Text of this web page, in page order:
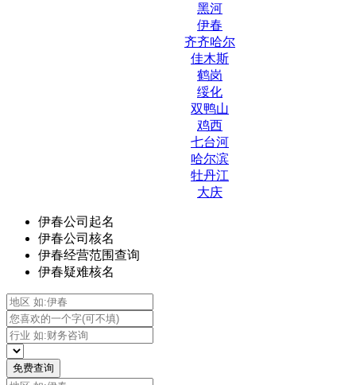
黑河
伊春
齐齐哈尔
佳木斯
鹤岗
绥化
双鸭山
鸡西
七台河
哈尔滨
牡丹江
大庆
伊春公司起名
伊春公司核名
伊春经营范围查询
伊春疑难核名
免费查询